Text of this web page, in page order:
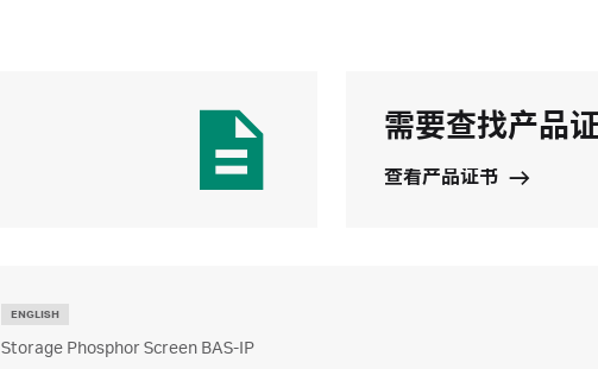
需要查找产品
查看产品证书
ENGLISH
Storage Phosphor Screen BAS-IP